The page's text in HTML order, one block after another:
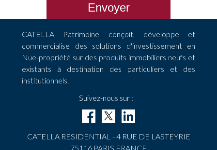
Envoyer
CATELLA Patrimoine conçoit, développe et
commercialise des solutions d'investissement en
Nue-propriété sur des produits immobiliers neufs et
existants à destination des particuliers et des
institutionnels.
Suivez-nous sur :
CATELLA RESIDENTIAL - 4 RUE DE LASTEYRIE
75116 PARIS FRANCE